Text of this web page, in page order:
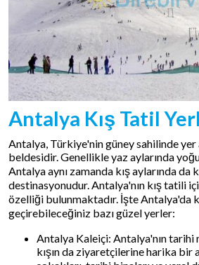
Antalya Kış Tatil
Antalya, Türkiye'nin güney sahilinde
beldesidir. Genellikle yaz aylarında
Antalya aynı zamanda kış aylarında
destinasyonudur. Antalya'nın kış tatili
özelliği bulunmaktadır. İşte Antalya'da
geçirebileceğiniz bazı güzel yerler:
Antalya Kaleiçi: Antalya'nın tarihi
kışın da ziyaretçilerine harika bir